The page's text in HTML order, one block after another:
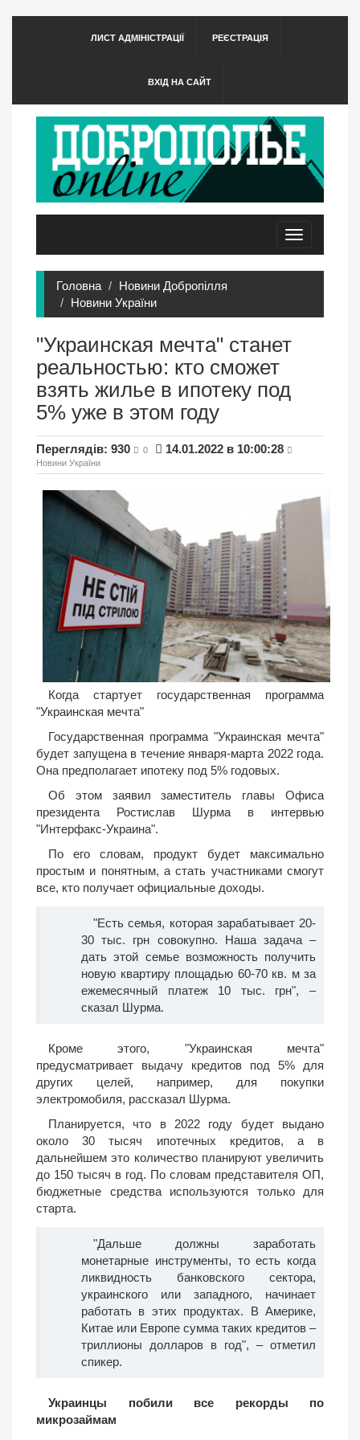
ЛИСТ АДМІНІСТРАЦІЇ РЕЄСТРАЦІЯ
ВХІД НА САЙТ
Toggle
navigation
Головна
Новини Добропілля
Новини України
"Украинская мечта" станет
реальностью: кто сможет
взять жилье в ипотеку под
5% уже в этом году
Переглядів: 930 0 14.01.2022 в 10:00:28
Новини України
Когда стартует государственная программа
"Украинская мечта"
Государственная программа "Украинская мечта"
будет запущена в течение января-марта 2022 года.
Она предполагает ипотеку под 5% годовых.
Об этом заявил заместитель главы Офиса
президента Ростислав Шурма в интервью
"Интерфакс-Украина".
По его словам, продукт будет максимально
простым и понятным, а стать участниками смогут
все, кто получает официальные доходы.
"Есть семья, которая зарабатывает 20-
30 тыс. грн совокупно. Наша задача –
дать этой семье возможность получить
новую квартиру площадью 60-70 кв. м за
ежемесячный платеж 10 тыс. грн", –
сказал Шурма.
Кроме этого, "Украинская мечта"
предусматривает выдачу кредитов под 5% для
других целей, например, для покупки
электромобиля, рассказал Шурма.
Планируется, что в 2022 году будет выдано
около 30 тысяч ипотечных кредитов, а в
дальнейшем это количество планируют увеличить
до 150 тысяч в год. По словам представителя ОП,
бюджетные средства используются только для
старта.
"Дальше должны заработать
монетарные инструменты, то есть когда
ликвидность банковского сектора,
украинского или западного, начинает
работать в этих продуктах. В Америке,
Китае или Европе сумма таких кредитов –
триллионы долларов в год", – отметил
спикер.
Украинцы побили все рекорды по
микрозаймам